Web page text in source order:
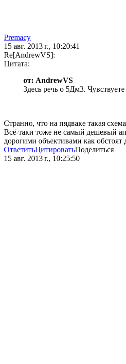
Premacy
15 авг. 2013 г., 10:20:41
Re[AndrewVS]:
Цитата:
от: AndrewVS
Здесь речь о 5Дм3.
Странно, что на пядваке такая
Всё-таки тоже не самый дешевый
дорогими объективами как обстоят
ОтветитьЦитироватьПоделиться
15 авг. 2013 г., 10:25:50